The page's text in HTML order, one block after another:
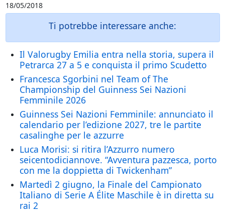
18/05/2018
Ti potrebbe interessare anche:
Il Valorugby Emilia entra nella storia, supera il
Petrarca 27 a 5 e conquista il primo Scudetto
Francesca Sgorbini nel Team of The
Championship del Guinness Sei Nazioni
Femminile 2026
Guinness Sei Nazioni Femminile: annunciato il
calendario per l’edizione 2027, tre le partite
casalinghe per le azzurre
Luca Morisi: si ritira l’Azzurro numero
seicentodiciannove. “Avventura pazzesca, porto
con me la doppietta di Twickenham”
Martedì 2 giugno, la Finale del Campionato
Italiano di Serie A Élite Maschile è in diretta su
rai 2